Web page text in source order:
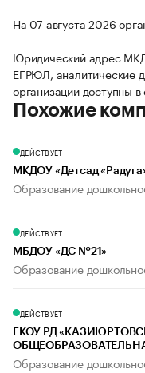
На 07 августа 2026
Юридический адрес
ЕГРЮЛ, аналитические
организации доступны
Похожие
ДЕЙСТВУЕТ
МКДОУ «Детсад
Образование
ДЕЙСТВУЕТ
МБДОУ «ДС №21»
Образование
ДЕЙСТВУЕТ
ГКОУ РД
Образование